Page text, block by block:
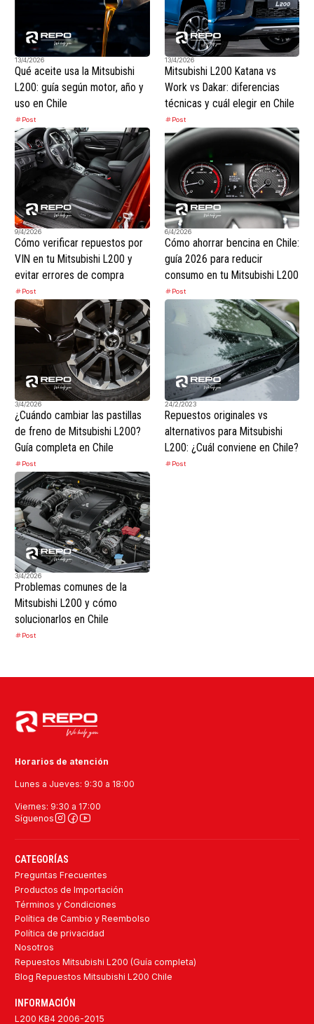
13/4/2026
Qué aceite usa la Mitsubishi
L200: guía según motor, año y
uso en Chile
Post
13/4/2026
Mitsubishi L200 Katana vs
Work vs Dakar: diferencias
técnicas y cuál elegir en Chile
Post
9/4/2026
Cómo verificar repuestos por
VIN en tu Mitsubishi L200 y
evitar errores de compra
Post
6/4/2026
Cómo ahorrar bencina en Chile:
guía 2026 para reducir
consumo en tu Mitsubishi L200
Post
3/4/2026
¿Cuándo cambiar las pastillas
de freno de Mitsubishi L200?
Guía completa en Chile
Post
24/2/2023
Repuestos originales vs
alternativos para Mitsubishi
L200: ¿Cuál conviene en Chile?
Post
3/4/2026
Problemas comunes de la
Mitsubishi L200 y cómo
solucionarlos en Chile
Post
Horarios de atención
Lunes a Jueves: 9:30 a 18:00
Viernes: 9:30 a 17:00
Síguenos
CATEGORÍAS
Preguntas Frecuentes
Productos de Importación
Términos y Condiciones
Política de Cambio y Reembolso
Política de privacidad
Nosotros
Repuestos Mitsubishi L200 (Guía completa)
Blog Repuestos Mitsubishi L200 Chile
INFORMACIÓN
L200 KB4 2006-2015